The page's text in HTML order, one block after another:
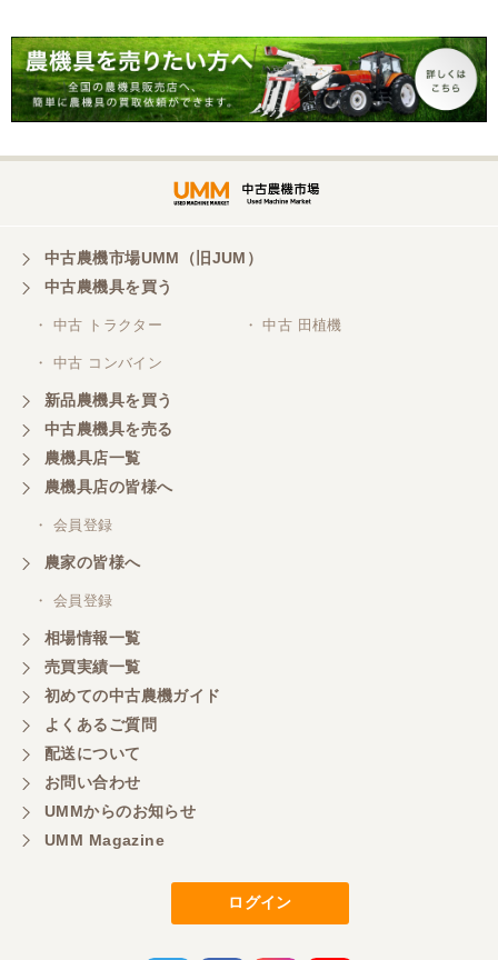
三重県／谷本勝美
こちらの、対応、も、よくして、くれました。
対応も、よくしてくれました、有難うございまし
三重県／山本
対応ありがとうございました。
三重県／山本
共立シュレッターを受け取りました。 状態は問題な
く、エンジンも調子がよさそうです。 ありがとうご
ざいました。
三重県／
嫌な顔をせずに一生懸命頑張ってくれる中山さんに
感謝しています。ここで3台買いましたが、これから
もよろしくお願いしたいです。
三重県／
初めてコンバインを買いに行ったのですが、とても
明るい方に担当していただき細かく説明して下さっ
てとても嬉しかったです。
担当さんの説明が丁寧で分かりやすく、急な要望に
も迅速に対応して頂き非常に助かりました。
中古農機市場UMM（旧JUM）
中古農機具を買う
・ 中古 トラクター ・ 中古 田植機
・ 中古 コンバイン
新品農機具を買う
中古農機具を売る
農機具店一覧
農機具店の皆様へ
・ 会員登録
農家の皆様へ
・ 会員登録
相場情報一覧
売買実績一覧
初めての中古農機ガイド
よくあるご質問
配送について
お問い合わせ
UMMからのお知らせ
UMM Magazine
ログイン